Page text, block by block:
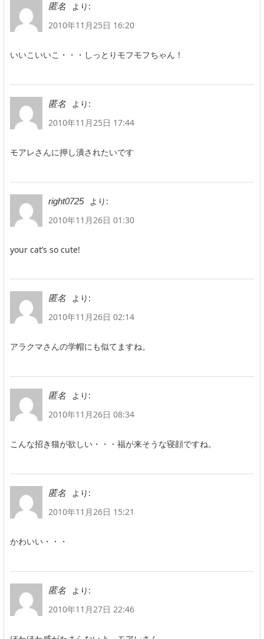
匿名
より:
2010年11月25日 16:20
いいこいいこ・・・しっとりモフモフちゃん！
匿名
より:
2010年11月25日 17:44
モアレさんに押し潰されたいです
right0725
より:
2010年11月26日 01:30
your cat’s so cute!
匿名
より:
2010年11月26日 02:14
アラクマさんの学帽にも似てますね。
匿名
より:
2010年11月26日 08:34
こんな招き猫が欲しい・・・福が来そうな寝顔ですね。
匿名
より:
2010年11月26日 15:21
かわいい・・・
匿名
より:
2010年11月27日 22:46